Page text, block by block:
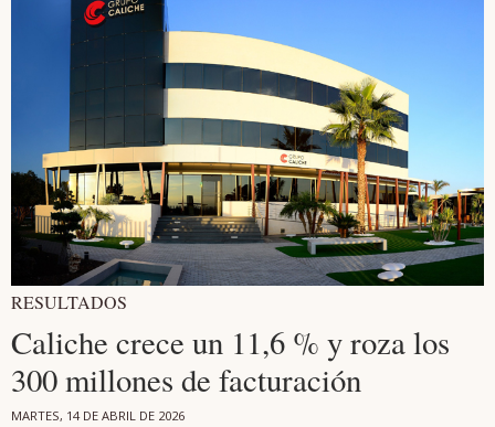
RESULTADOS
Caliche crece un 11,6 % y roza los
300 millones de facturación
MARTES, 14 DE ABRIL DE 2026